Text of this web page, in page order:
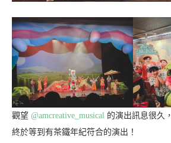
觀望 @amcreative_musical 的演出訊息很久，
終於等到有茶鐵年紀符合的演出！